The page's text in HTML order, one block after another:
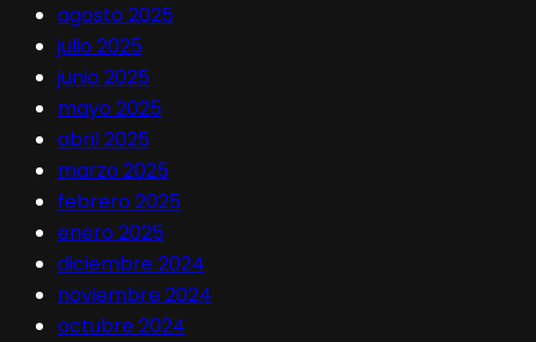
agosto 2025
julio 2025
junio 2025
mayo 2025
abril 2025
marzo 2025
febrero 2025
enero 2025
diciembre 2024
noviembre 2024
octubre 2024